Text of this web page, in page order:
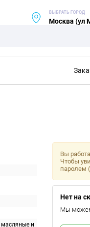
ВЫБРАТЬ ГОРОД
Москва (ул
масляные и
Вы
Чтобы
паролем
Нет на
Мы можем